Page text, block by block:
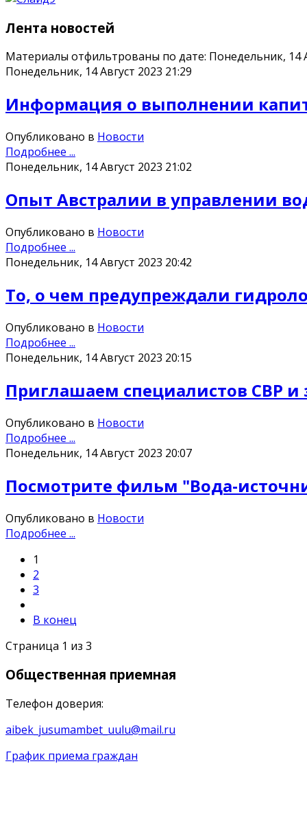
Лента новостей
Материалы отфильтрованы по дате: Понедельник, 14
Понедельник, 14 Август 2023 21:29
Информация о выполнении
Опубликовано в Новости
Подробнее ...
Понедельник, 14 Август 2023 21:02
Опыт Австралии в управлении
Опубликовано в Новости
Подробнее ...
Понедельник, 14 Август 2023 20:42
То, о чем предупреждали
Опубликовано в Новости
Подробнее ...
Понедельник, 14 Август 2023 20:15
Приглашаем специалистов СВР
Опубликовано в Новости
Подробнее ...
Понедельник, 14 Август 2023 20:07
Посмотрите фильм "Вода-
Опубликовано в Новости
Подробнее ...
1
2
3
В конец
Страница 1 из 3
Общественная приемная
Телефон доверия:
aibek_jusumambet_uulu@mail.ru
График приема граждан